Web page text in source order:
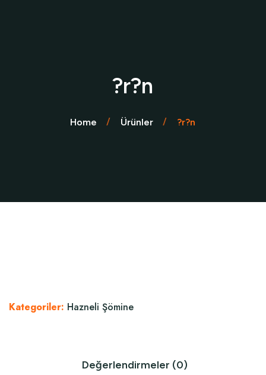
?r?n
Home Ürünler ?r?n
Kategoriler: Hazneli Şömine
Değerlendirmeler (0)